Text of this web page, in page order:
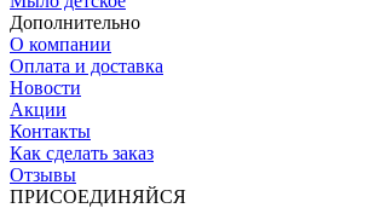
Дополнительно
О компании
Оплата и доставка
Новости
Акции
Контакты
Как сделать заказ
Отзывы
ПРИСОЕДИНЯЙСЯ